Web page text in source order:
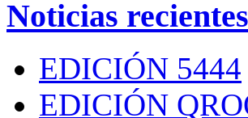
Noticias recientes
EDICIÓN 5444
EDICIÓN